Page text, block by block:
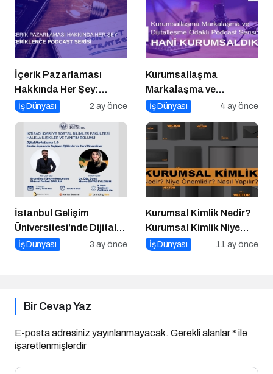
gösterecek
İçerik Pazarlaması
Hakkında Her Şey:
İçeriklerce Podcast
İş Dünyası 2 ay önce
Kurumsallaşma
Markalaşma ve
Dijitalleşme Odaklı
Kurumsaldık
İş Dünyası 4 ay önce
İstanbul Gelişim
Üniversitesi’nde Dijital
Markalaşma 1.0 Etkinliği
İş Dünyası 3 ay önce
Kurumsal Kimlik Nedir?
Kurumsal Kimlik Niye
Önemlidir? Kurumsal
İş Dünyası 11 ay önce
Bir Cevap Yaz
E-posta adresiniz yayınlanmayacak. Gerekli alanlar* ile
işaretlenmişlerdir